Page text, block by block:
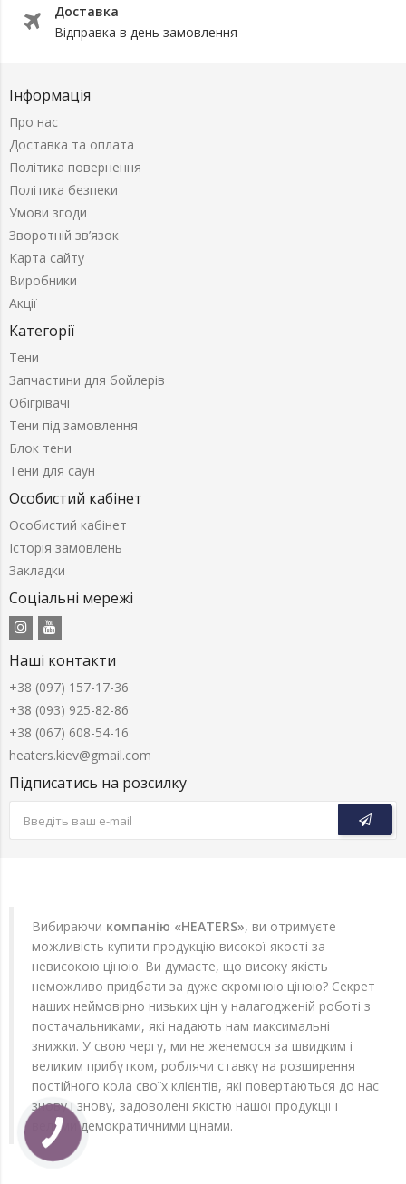
Доставка
Відправка в день замовлення
Інформація
Про нас
Доставка та оплата
Політика повернення
Політика безпеки
Умови згоди
Зворотній зв’язок
Карта сайту
Виробники
Акції
Категорії
Тени
Запчастини для бойлерів
Обігрівачі
Тени під замовлення
Блок тени
Тени для саун
Особистий кабінет
Особистий кабінет
Історія замовлень
Закладки
Соціальні мережі
Наші контакти
+38 (097) 157-17-36
+38 (093) 925-82-86
+38 (067) 608-54-16
heaters.kiev@gmail.com
Підписатись на розсилку
Вибираючи компанію «HEATERS», ви отримуєте
можливість купити продукцію високої якості за
невисокою ціною. Ви думаєте, що високу якість
неможливо придбати за дуже скромною ціною? Секрет
наших неймовірно низьких цін у налагодженій роботі з
постачальниками, які надають нам максимальні
знижки. У свою чергу, ми не женемося за швидким і
великим прибутком, роблячи ставку на розширення
постійного кола своїх клієнтів, які повертаються до нас
знову і знову, задоволені якістю нашої продукції і
вельми демократичними цінами.
КНОПКА
ЗВ'ЯЗКУ